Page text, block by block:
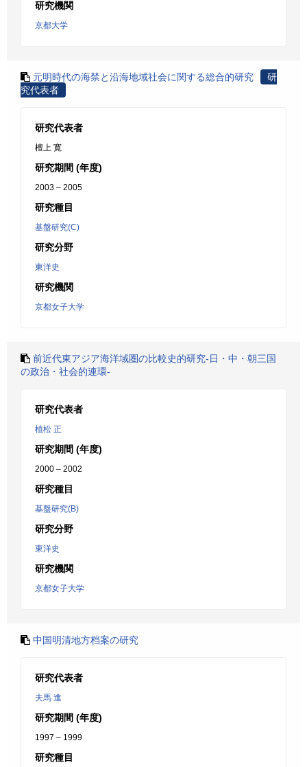
研究機関
京都大学
元明時代の海禁と沿海地域社会に関する総合的研究
研
究代表者
研究代表者
檀上 寛
研究期間 (年度)
2003 – 2005
研究種目
基盤研究(C)
研究分野
東洋史
研究機関
京都女子大学
前近代東アジア海洋域圏の比較史的研究-日・中・朝三国
の政治・社会的連環-
研究代表者
植松 正
研究期間 (年度)
2000 – 2002
研究種目
基盤研究(B)
研究分野
東洋史
研究機関
京都女子大学
中国明清地方档案の研究
研究代表者
夫馬 進
研究期間 (年度)
1997 – 1999
研究種目